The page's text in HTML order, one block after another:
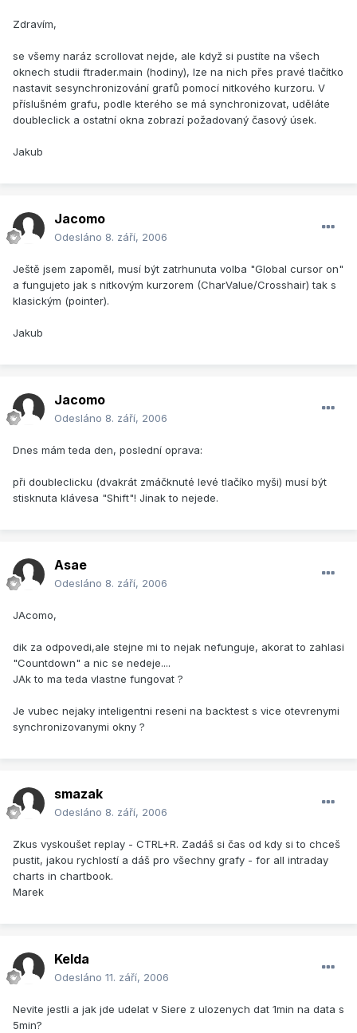
Zdravím,
se všemy naráz scrollovat nejde, ale když si pustíte na všech
oknech studii ftrader.main (hodiny), lze na nich přes pravé tlačítko
nastavit sesynchronizování grafů pomocí nitkového kurzoru. V
příslušném grafu, podle kterého se má synchronizovat, uděláte
doubleclick a ostatní okna zobrazí požadovaný časový úsek.
Jakub
Jacomo
Odesláno 8. září, 2006
Ještě jsem zapoměl, musí být zatrhunuta volba "Global cursor on"
a fungujeto jak s nitkovým kurzorem (CharValue/Crosshair) tak s
klasickým (pointer).
Jakub
Jacomo
Odesláno 8. září, 2006
Dnes mám teda den, poslední oprava:
při doubleclicku (dvakrát zmáčknuté levé tlačíko myši) musí být
stisknuta klávesa "Shift"! Jinak to nejede.
Asae
Odesláno 8. září, 2006
JAcomo,
dik za odpovedi,ale stejne mi to nejak nefunguje, akorat to zahlasi
"Countdown" a nic se nedeje....
JAk to ma teda vlastne fungovat ?
Je vubec nejaky inteligentni reseni na backtest s vice otevrenymi
synchronizovanymi okny ?
smazak
Odesláno 8. září, 2006
Zkus vyskoušet replay - CTRL+R. Zadáš si čas od kdy si to chceš
pustit, jakou rychlostí a dáš pro všechny grafy - for all intraday
charts in chartbook.
Marek
Kelda
Odesláno 11. září, 2006
Nevite jestli a jak jde udelat v Siere z ulozenych dat 1min na data s
5min?